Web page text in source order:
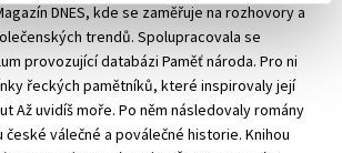
DNES, kde se zaměřuje na rozhovory a
trendů. Spolupracovala se
provozující databázi Paměť národa. Pro ni
řeckých pamětníků, které inspirovaly její
Až uvidíš moře. Po něm následovaly romány
válečné a poválečné historie. Knihou